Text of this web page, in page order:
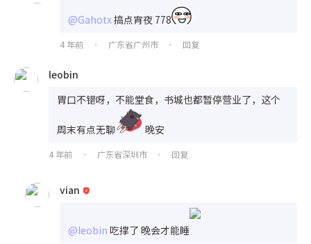
@Gahotx搞点宵夜 778
4 年前 • 广东省广州市 • 回复
leobin
胃口不错呀，不能堂食，书城也都暂停营业了，这个
周末有点无聊 晚安
4 年前 • 广东省深圳市 • 回复
vian
@leobin 吃撑了 晚会才能睡